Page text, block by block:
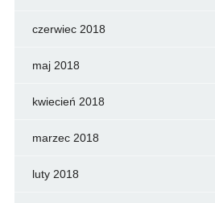
czerwiec 2018
maj 2018
kwiecień 2018
marzec 2018
luty 2018